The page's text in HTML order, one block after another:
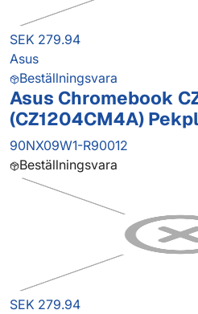
SEK 279.94
Asus
Beställningsvara
Asus Chromebook
(CZ1204CM4A)
90NX09W1-R90012
Beställningsvara
SEK 279.94